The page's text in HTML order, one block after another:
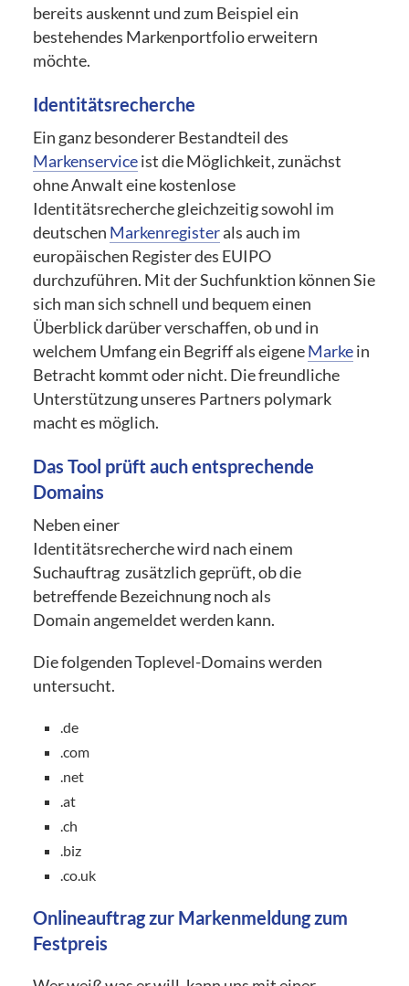
bereits auskennt und zum Beispiel ein
bestehendes Markenportfolio erweitern
möchte.
Identitätsrecherche
Ein ganz besonderer Bestandteil des
Markenserviceist die Möglichkeit, zunächst
ohne Anwalt eine kostenlose
Identitätsrecherche gleichzeitig sowohl im
deutschen Markenregisterals auch im
europäischen Register des EUIPO
durchzuführen. Mit der Suchfunktion können Sie
sich man sich schnell und bequem einen
Überblick darüber verschaffen, ob und in
welchem Umfang ein Begriff als eigeneMarkein
Betracht kommt oder nicht. Die freundliche
Unterstützung unseres Partners polymark
macht es möglich.
Das Tool prüft auch entsprechende
Domains
Neben einer
Identitätsrecherche wird nach einem
Suchauftrag zusätzlich geprüft, ob die
betreffende Bezeichnung noch als
Domain angemeldet werden kann.
Die folgenden Toplevel-Domains werden
untersucht.
.de
.com
.net
.at
.ch
.biz
.co.uk
Onlineauftrag zur Markenmeldung zum
Festpreis